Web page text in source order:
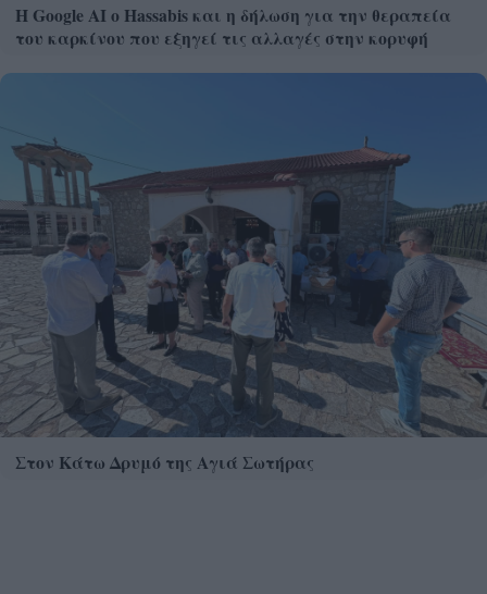
Η Google ΑΙ ο Hassabis και η δήλωση για την θεραπεία
του καρκίνου που εξηγεί τις αλλαγές στην κορυφή
Στον Κάτω Δρυμό της Αγιά Σωτήρας